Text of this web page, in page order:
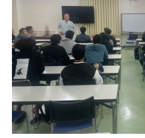
現場でできる鉄筋工
年収アップに繋がる
ト
地域別給与を活かす
ョン術
現場経験が年収に与
柏市で実践できる現